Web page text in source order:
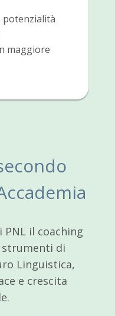
potenzialità
maggiore
PNL il coaching
di
Linguistica,
e crescita